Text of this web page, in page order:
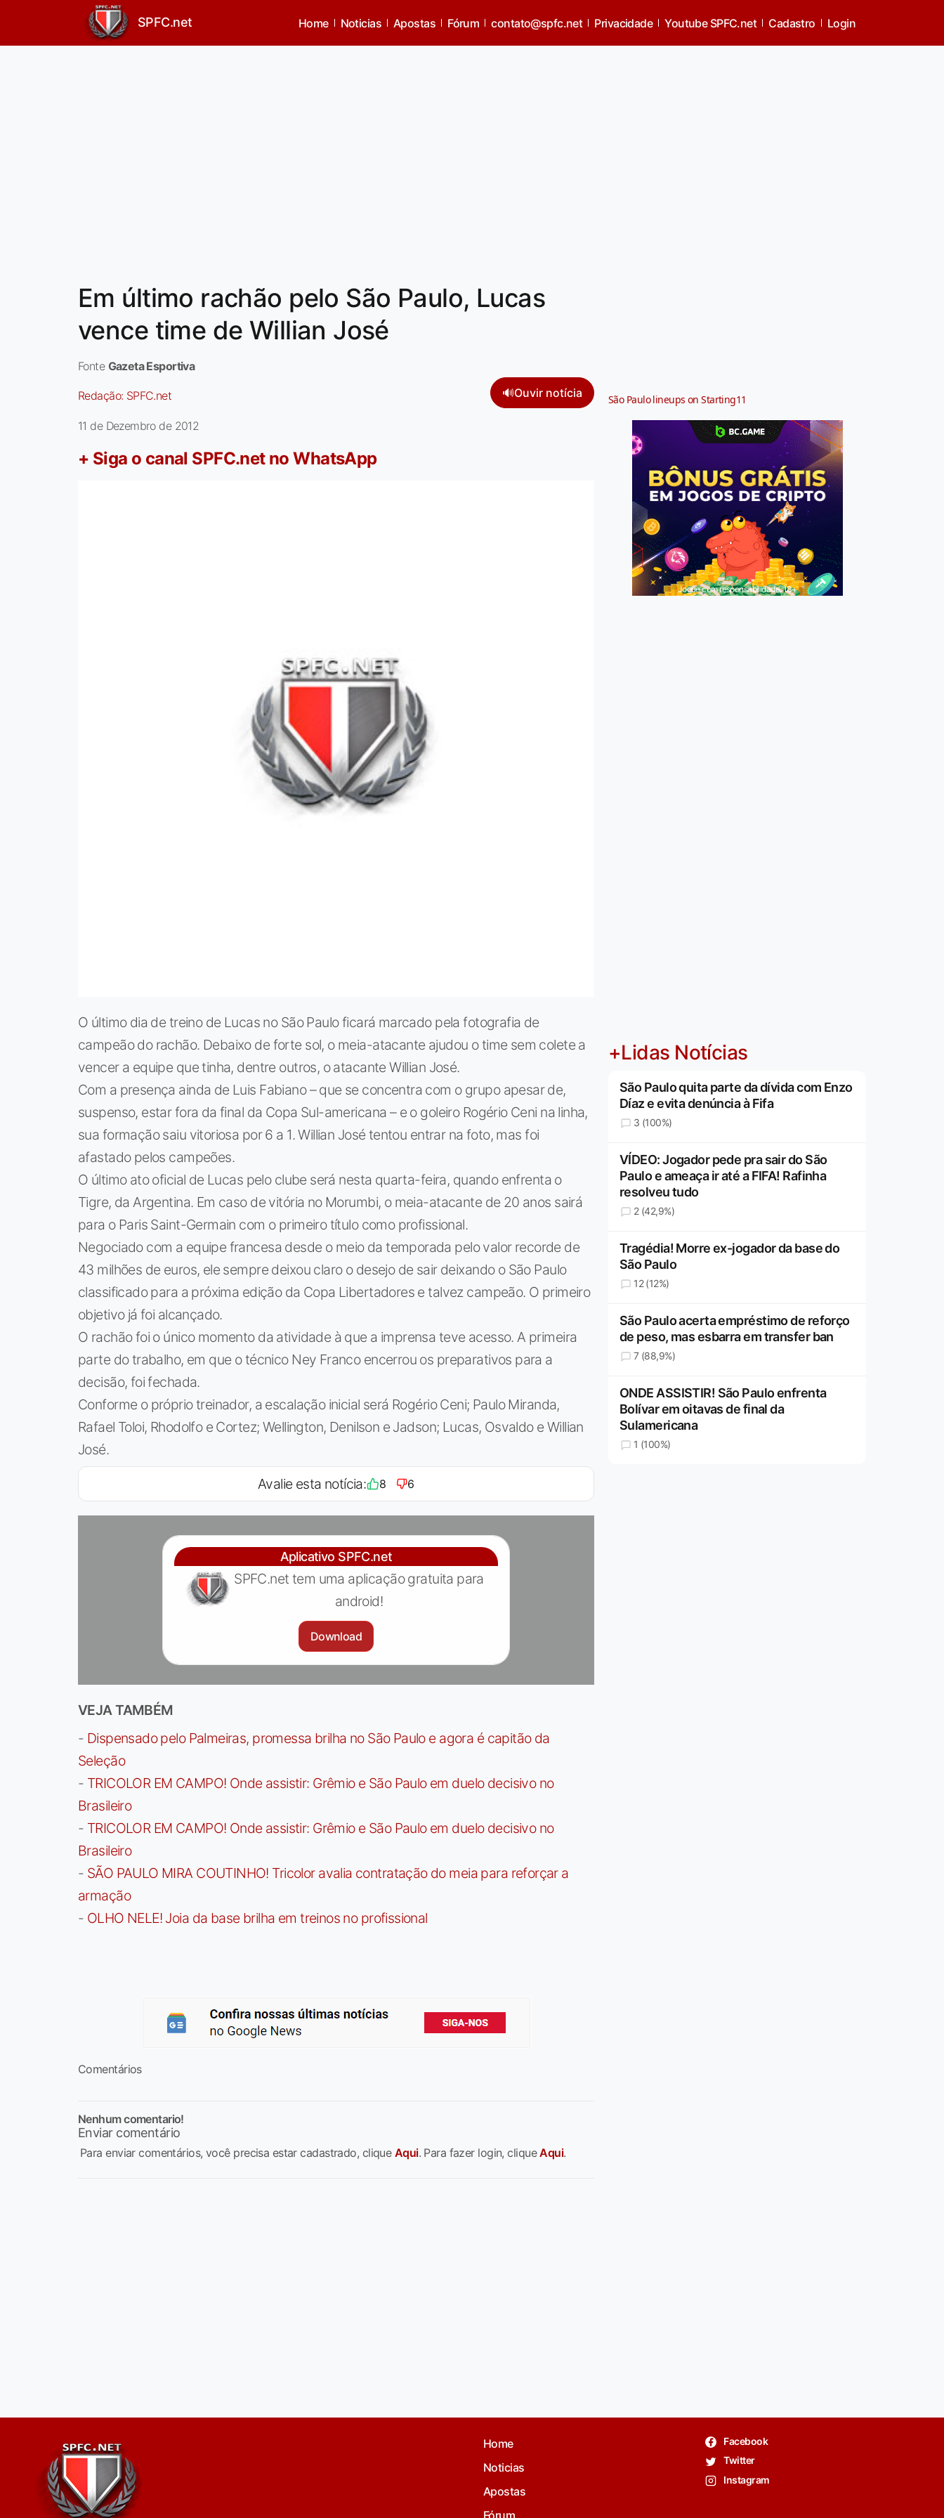
SPFC.net Home Noticias Apostas Fórum contato@spfc.net Privacidade Youtube SPFC.net Cadastro Login
Em último rachão pelo São Paulo, Lucas
vence time de Willian José
Fonte Gazeta Esportiva
Redação: SPFC.net 🔊Ouvir notícia
11 de Dezembro de 2012
+ Siga o canal SPFC.net no WhatsApp
O último dia de treino de Lucas no São Paulo ficará marcado pela fotografia de
campeão do rachão. Debaixo de forte sol, o meia-atacante ajudou o time sem colete a
vencer a equipe que tinha, dentre outros, o atacante Willian José.
Com a presença ainda de Luis Fabiano – que se concentra com o grupo apesar de,
suspenso, estar fora da final da Copa Sul-americana – e o goleiro Rogério Ceni na linha,
sua formação saiu vitoriosa por 6 a 1. Willian José tentou entrar na foto, mas foi
afastado pelos campeões.
O último ato oficial de Lucas pelo clube será nesta quarta-feira, quando enfrenta o
Tigre, da Argentina. Em caso de vitória no Morumbi, o meia-atacante de 20 anos sairá
para o Paris Saint-Germain com o primeiro título como profissional.
Negociado com a equipe francesa desde o meio da temporada pelo valor recorde de
43 milhões de euros, ele sempre deixou claro o desejo de sair deixando o São Paulo
classificado para a próxima edição da Copa Libertadores e talvez campeão. O primeiro
objetivo já foi alcançado.
O rachão foi o único momento da atividade à que a imprensa teve acesso. A primeira
parte do trabalho, em que o técnico Ney Franco encerrou os preparativos para a
decisão, foi fechada.
Conforme o próprio treinador, a escalação inicial será Rogério Ceni; Paulo Miranda,
Rafael Toloi, Rhodolfo e Cortez; Wellington, Denilson e Jadson; Lucas, Osvaldo e Willian
José.
Avalie esta notícia: 8 6
Aplicativo SPFC.net
SPFC.net tem uma aplicação gratuita para
android!
Download
VEJA TAMBÉM
- Dispensado pelo Palmeiras, promessa brilha no São Paulo e agora é capitão da
Seleção
- TRICOLOR EM CAMPO! Onde assistir: Grêmio e São Paulo em duelo decisivo no
Brasileiro
- TRICOLOR EM CAMPO! Onde assistir: Grêmio e São Paulo em duelo decisivo no
Brasileiro
- SÃO PAULO MIRA COUTINHO! Tricolor avalia contratação do meia para reforçar a
armação
- OLHO NELE! Joia da base brilha em treinos no profissional
Comentários
Nenhum comentario!
Enviar comentário
Para enviar comentários, você precisa estar cadastrado, clique Aqui. Para fazer login, cliqueAqui.
São Paulo lineups on Starting11
Jogue com responsabilidade. 18+
+Lidas Notícias
São Paulo quita parte da dívida com Enzo
Díaz e evita denúncia à Fifa
3 (100%)
VÍDEO: Jogador pede pra sair do São
Paulo e ameaça ir até a FIFA! Rafinha
resolveu tudo
2 (42,9%)
Tragédia! Morre ex-jogador da base do
São Paulo
12 (12%)
São Paulo acerta empréstimo de reforço
de peso, mas esbarra em transfer ban
7 (88,9%)
ONDE ASSISTIR! São Paulo enfrenta
Bolívar em oitavas de final da
Sulamericana
1 (100%)
Home
Noticias
Apostas
Facebook
Twitter
Instagram